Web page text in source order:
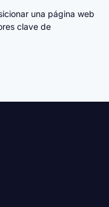
una página web
clave de